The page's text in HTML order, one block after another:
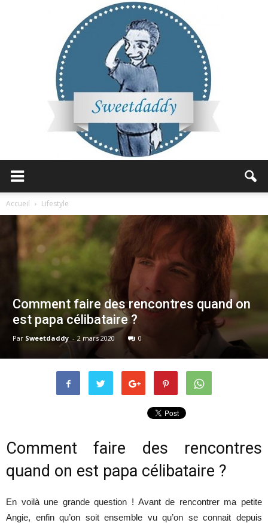
Accueil Lifestyle
Comment faire des rencontres quand on
est papa célibataire ?
Par Sweetdaddy - 2 mars 2020 0
Comment faire des rencontres
quand on est papa célibataire ?
En voilà une grande question ! Avant de rencontrer ma petite
Angie, enfin qu’on soit ensemble vu qu’on se connait depuis